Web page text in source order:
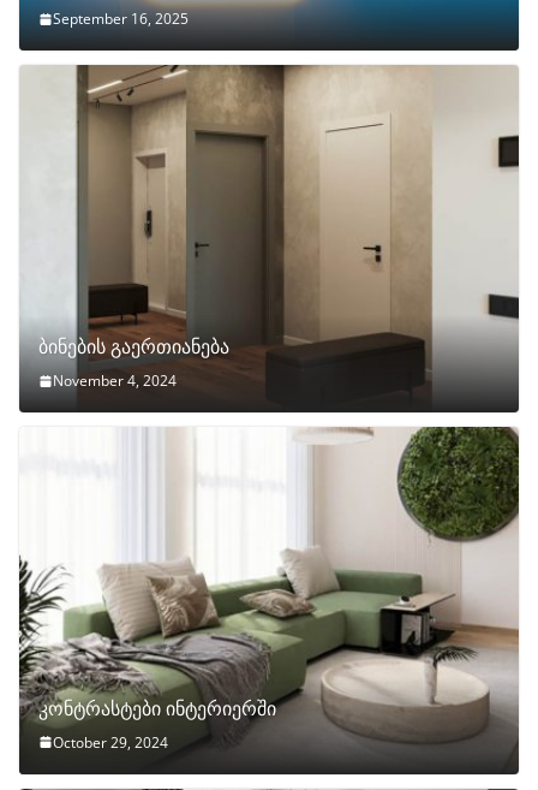
September 16, 2025
ბინების გაერთიანება
November 4, 2024
კონტრასტები ინტერიერში
October 29, 2024